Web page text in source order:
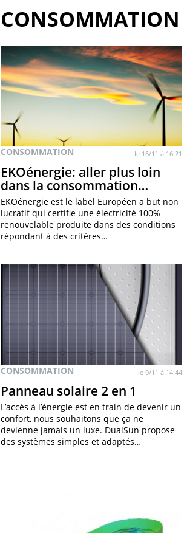
CONSOMMATION
CONSOMMATION le 16/11 à 16:21
EKOénergie: aller plus loin
dans la consommation…
EKOénergie est le label Européen a but non
lucratif qui certifie une électricité 100%
renouvelable produite dans des conditions
répondant à des critères…
CONSOMMATION le 9/11 à 14:44
Panneau solaire 2 en 1
L’accès à l’énergie est en train de devenir un
confort, nous souhaitons que ça ne
devienne jamais un luxe. DualSun propose
des systèmes simples et adaptés…